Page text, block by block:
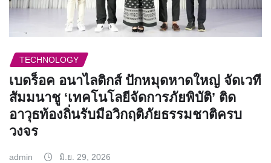
TECHNOLOGY
เบดร็อค อนาไลติกส์ ปักหมุดหาดใหญ่ จัดเวที
สัมมนาชู ‘เทคโนโลยีจัดการภัยพิบัติ’ ติด
อาวุธท้องถิ่นรับมือวิกฤติภัยธรรมชาติครบ
วงจร
admin มิ.ย. 29, 2026